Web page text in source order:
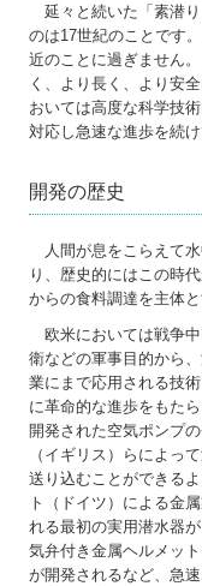
延々と続いた「素潜
のは17世紀のことです
近のことに過ぎません
く、より長く、より安
おいては高度な科学技
対応し急速な進歩を続け
開発の歴史
人間が息をこらえて
り、歴史的にはこの時
からの食料調達を主体
欧米においては戦争
衛などの軍事目的から
業にまで応用される技
に革命的な進歩をもた
開発された空気ポンプ
（イギリス）らによっ
送り込むことができる
ト（ドイツ）による金
れる最初の実用潜水器
気弁付き金属ヘルメッ
が開発されるなど、急